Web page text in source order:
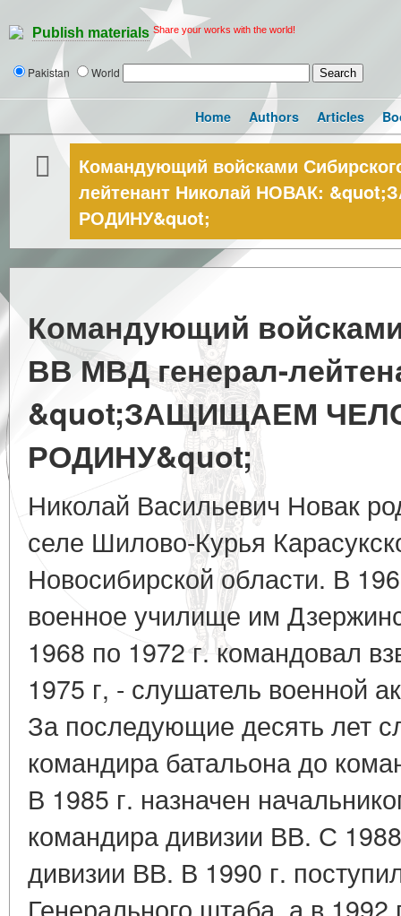
Publish materials Share your works with the world!
Pakistan World
Home Authors Articles
Командующий войсками
лейтенант Николай НОВАК:
РОДИНУ&quot;
Командующий
ВВ МВД генерал-
&quot;ЗАЩИЩАЕМ
РОДИНУ&quot;
Николай Васильевич Новак
селе Шилово-Курья
Новосибирской области. В
военное училище им
1968 по 1972 г. командовал
1975 г, - слушатель военной
За последующие десять лет
командира батальона до
В 1985 г. назначен
командира дивизии ВВ. С
дивизии ВВ. В 1990 г.
Генерального штаба, а в